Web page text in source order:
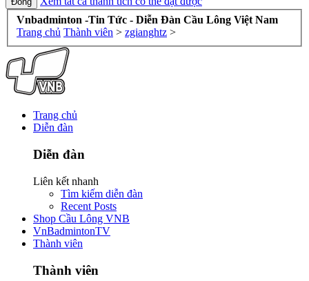
Vnbadminton -Tin Tức - Diễn Đàn Cầu Lông Việt Nam
Trang chủ Thành viên > zgianghtz >
Trang chủ
Diễn đàn
Diễn đàn
Liên kết nhanh
Tìm kiếm diễn đàn
Recent Posts
Shop Cầu Lông VNB
VnBadmintonTV
Thành viên
Thành viên